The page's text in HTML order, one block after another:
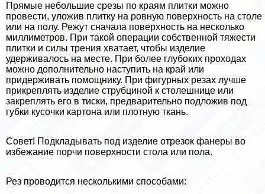
Прямые небольшие срезы по краям плитки можно
провести, уложив плитку на ровную поверхность на столе
или на полу. Режут сначала поверхность на несколько
миллиметров. При такой операции собственной тяжести
плитки и силы трения хватает, чтобы изделие
удерживалось на месте. При более глубоких проходах
можно дополнительно наступить на край или
придерживать помощнику. При фигурных резах лучше
прикреплять изделие струбциной к столешнице или
закреплять его в тиски, предварительно подложив под
губки кусочки картона или плотную ткань.
Совет! Подкладывать под изделие отрезок фанеры во
избежание порчи поверхности стола или пола.
Рез проводится несколькими способами: